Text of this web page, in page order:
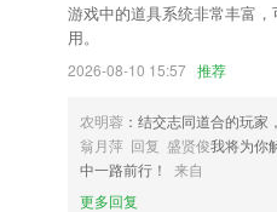
游戏中的道具系统非常丰富
用。
2026-08-10 15:57 推荐
农明蓉 ：结交志同道合的玩家
翁月萍 回复 盛贤俊我将为你
中一路前行！
来自
更多回复